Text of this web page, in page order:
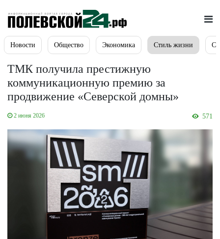
Новости Общество Экономика Стиль жизни
ТМК получила престижную
коммуникационную премию за
продвижение «Северской домны»
2 июня 2026 571